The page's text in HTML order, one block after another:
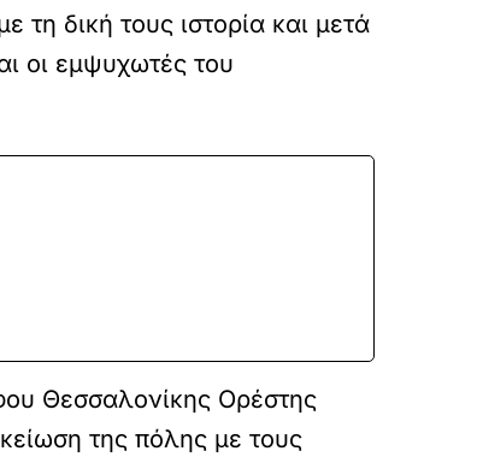
τη δική τους ιστορία και μετά
οι εμψυχωτές του
Θεσσαλονίκης Ορέστης
της πόλης με τους